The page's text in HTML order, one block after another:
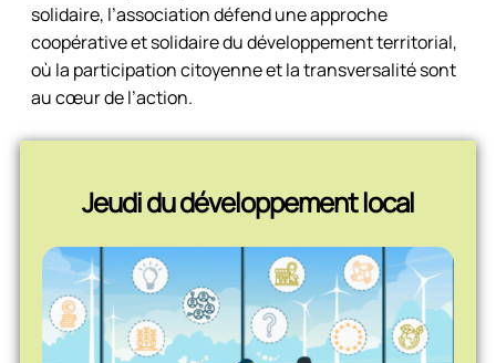
solidaire, l’association défend une approche
coopérative et solidaire du développement territorial,
où la participation citoyenne et la transversalité sont
au cœur de l’action.
Jeudi du développement local